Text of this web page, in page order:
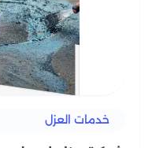
خدمات العزل